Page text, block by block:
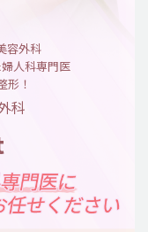
科
容外科
人科専門医
形！